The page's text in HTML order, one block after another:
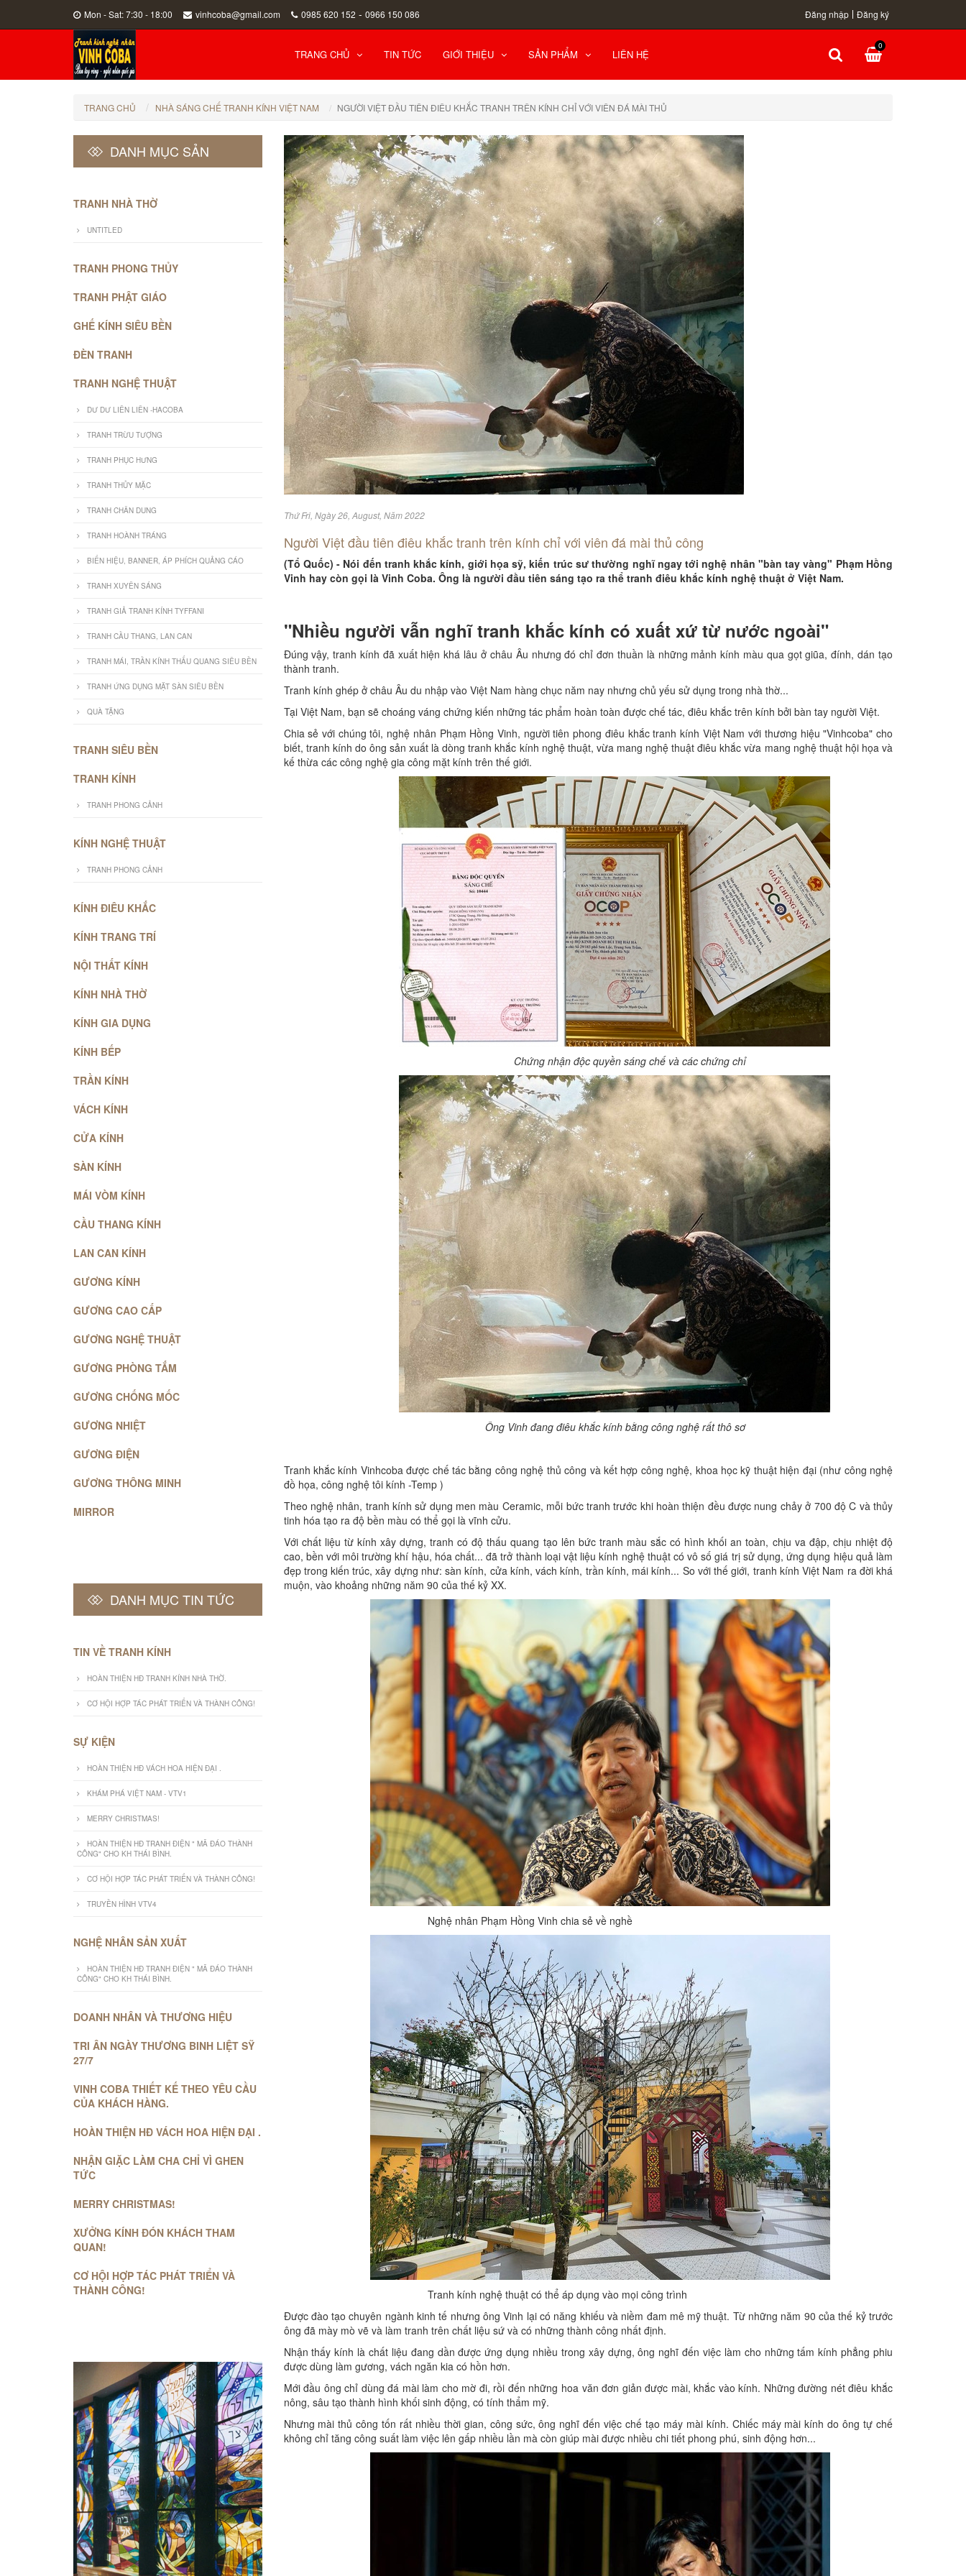
Mon - Sat: 7:30 - 18:00 vinhcoba@gmail.com 0985 620 152 - 0966 150 086 Đăng nhập Đăng ký
TRANG CHỦ TIN TỨC GIỚI THIỆU SẢN PHẨM LIÊN HỆ
0
TRANG CHỦ NHÀ SÁNG CHẾ TRANH KÍNH VIỆT NAM NGƯỜI VIỆT ĐẦU TIÊN ĐIÊU KHẮC TRANH TRÊN KÍNH CHỈ VỚI VIÊN ĐÁ MÀI THỦ
Thứ Fri, Ngày 26, August, Năm 2022
Người Việt đầu tiên điêu khắc tranh trên kính chỉ với viên đá mài thủ công
(Tổ Quốc) - Nói đến tranh khắc kính, giới họa sỹ, kiến trúc sư thường nghĩ ngay tới nghệ nhân "bàn tay vàng" Phạm Hồng
Vinh hay còn gọi là Vinh Coba. Ông là người đầu tiên sáng tạo ra thể tranh điêu khắc kính nghệ thuật ở Việt Nam.
"Nhiều người vẫn nghĩ tranh khắc kính có xuất xứ từ nước ngoài"
Đúng vậy, tranh kính đã xuất hiện khá lâu ở châu Âu nhưng đó chỉ đơn thuần là những mảnh kính màu qua gọt giũa, đính, dán tạo
thành tranh.
Tranh kính ghép ở châu Âu du nhập vào Việt Nam hàng chục năm nay nhưng chủ yếu sử dụng trong nhà thờ...
Tại Việt Nam, bạn sẽ choáng váng chứng kiến những tác phẩm hoàn toàn được chế tác, điêu khắc trên kính bởi bàn tay người Việt.
Chia sẻ với chúng tôi, nghệ nhân Phạm Hồng Vinh, người tiên phong điêu khắc tranh kính Việt Nam với thương hiệu "Vinhcoba" cho
biết, tranh kính do ông sản xuất là dòng tranh khắc kính nghệ thuật, vừa mang nghệ thuật điêu khắc vừa mang nghệ thuật hội họa và
kế thừa các công nghệ gia công mặt kính trên thế giới.
Chứng nhận độc quyền sáng chế và các chứng chỉ
Ông Vinh đang điêu khắc kính bằng công nghệ rất thô sơ
Tranh khắc kính Vinhcoba được chế tác bằng công nghệ thủ công và kết hợp công nghệ, khoa học kỹ thuật hiện đại (như công nghệ
đồ họa, công nghệ tôi kính -Temp )
Theo nghệ nhân, tranh kính sử dụng men màu Ceramic, mỗi bức tranh trước khi hoàn thiện đều được nung chảy ở 700 độ C và thủy
tinh hóa tạo ra độ bền màu có thể gọi là vĩnh cửu.
Với chất liệu từ kính xây dựng, tranh có độ thấu quang tạo lên bức tranh màu sắc có hình khối an toàn, chịu va đập, chịu nhiệt độ
cao, bền với môi trường khí hậu, hóa chất... đã trở thành loại vật liệu kính nghệ thuật có vô số giá trị sử dụng, ứng dụng hiệu quả làm
đẹp trong kiến trúc, xây dựng như: sàn kính, cửa kính, vách kính, trần kính, mái kính... So với thế giới, tranh kính Việt Nam ra đời khá
muộn, vào khoảng những năm 90 của thế kỷ XX.
Nghệ nhân Phạm Hồng Vinh chia sẻ về nghề
Tranh kính nghệ thuật có thể áp dụng vào mọi công trình
Được đào tạo chuyên ngành kinh tế nhưng ông Vinh lại có năng khiếu và niềm đam mê mỹ thuật. Từ những năm 90 của thế kỷ trước
ông đã mày mò vẽ và làm tranh trên chất liệu sứ và có những thành công nhất định.
Nhận thấy kính là chất liệu đang dần được ứng dụng nhiều trong xây dựng, ông nghĩ đến việc làm cho những tấm kính phẳng phiu
được dùng làm gương, vách ngăn kia có hồn hơn.
Mới đầu ông chỉ dùng đá mài làm cho mờ đi, rồi đến những hoa văn đơn giản được mài, khắc vào kính. Những đường nét điêu khắc
nông, sâu tạo thành hình khối sinh động, có tính thẩm mỹ.
Nhưng mài thủ công tốn rất nhiều thời gian, công sức, ông nghĩ đến việc chế tạo máy mài kính. Chiếc máy mài kính do ông tự chế
không chỉ tăng công suất làm việc lên gấp nhiều lần mà còn giúp mài được nhiều chi tiết phong phú, sinh động hơn...
DANH MỤC SẢN
TRANH NHÀ THỜ
UNTITLED
TRANH PHONG THỦY
TRANH PHẬT GIÁO
GHẾ KÍNH SIÊU BỀN
ĐÈN TRANH
TRANH NGHỆ THUẬT
DƯ DƯ LIÊN LIÊN -HACOBA
TRANH TRỪU TƯỢNG
TRANH PHỤC HƯNG
TRANH THỦY MẶC
TRANH CHÂN DUNG
TRANH HOÀNH TRÁNG
BIỂN HIỆU, BANNER, ÁP PHÍCH QUẢNG CÁO
TRANH XUYÊN SÁNG
TRANH GIẢ TRANH KÍNH TYFFANI
TRANH CẦU THANG, LAN CAN
TRANH MÁI, TRẦN KÍNH THẤU QUANG SIÊU BỀN
TRANH ỨNG DỤNG MẶT SÀN SIÊU BỀN
QUÀ TẶNG
TRANH SIÊU BỀN
TRANH KÍNH
TRANH PHONG CẢNH
KÍNH NGHỆ THUẬT
TRANH PHONG CẢNH
KÍNH ĐIÊU KHẮC
KÍNH TRANG TRÍ
NỘI THẤT KÍNH
KÍNH NHÀ THỜ
KÍNH GIA DỤNG
KÍNH BẾP
TRẦN KÍNH
VÁCH KÍNH
CỬA KÍNH
SÀN KÍNH
MÁI VÒM KÍNH
CẦU THANG KÍNH
LAN CAN KÍNH
GƯƠNG KÍNH
GƯƠNG CAO CẤP
GƯƠNG NGHỆ THUẬT
GƯƠNG PHÒNG TẮM
GƯƠNG CHỐNG MỐC
GƯƠNG NHIỆT
GƯƠNG ĐIỆN
GƯƠNG THÔNG MINH
MIRROR
DANH MỤC TIN TỨC
TIN VỀ TRANH KÍNH
HOÀN THIỆN HĐ TRANH KÍNH NHÀ THỜ.
CƠ HỘI HỢP TÁC PHÁT TRIỂN VÀ THÀNH CÔNG!
SỰ KIỆN
HOÀN THIỆN HĐ VÁCH HOA HIỆN ĐẠI .
KHÁM PHÁ VIỆT NAM - VTV1
MERRY CHRISTMAS!
HOÀN THIỆN HĐ TRANH ĐIỆN " MÃ ĐÁO THÀNH
CÔNG" CHO KH THÁI BÌNH.
CƠ HỘI HỢP TÁC PHÁT TRIỂN VÀ THÀNH CÔNG!
TRUYỀN HÌNH VTV4
NGHỆ NHÂN SẢN XUẤT
HOÀN THIỆN HĐ TRANH ĐIỆN " MÃ ĐÁO THÀNH
CÔNG" CHO KH THÁI BÌNH.
DOANH NHÂN VÀ THƯƠNG HIỆU
TRI ÂN NGÀY THƯƠNG BINH LIỆT SỸ
27/7
VINH COBA THIẾT KẾ THEO YÊU CẦU
CỦA KHÁCH HÀNG.
HOÀN THIỆN HĐ VÁCH HOA HIỆN ĐẠI .
NHẬN GIẶC LÀM CHA CHỈ VÌ GHEN
TỨC
MERRY CHRISTMAS!
XƯỞNG KÍNH ĐÓN KHÁCH THAM
QUAN!
CƠ HỘI HỢP TÁC PHÁT TRIỂN VÀ
THÀNH CÔNG!